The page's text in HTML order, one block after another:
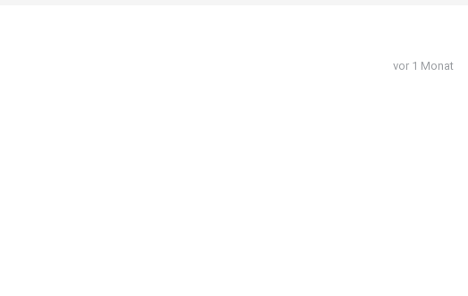
vor 1 Monat